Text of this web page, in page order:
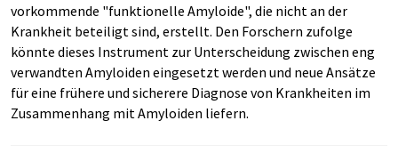
vorkommende "funktionelle Amyloide", die nicht an der
Krankheit beteiligt sind, erstellt. Den Forschern zufolge
könnte dieses Instrument zur Unterscheidung zwischen eng
verwandten Amyloiden eingesetzt werden und neue Ansätze
für eine frühere und sicherere Diagnose von Krankheiten im
Zusammenhang mit Amyloiden liefern.